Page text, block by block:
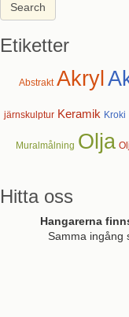
Etiketter
Abstrakt Akryl
järnskulptur Keramik Kroki
Muralmålning Olja
Hitta oss
Hangarerna
Samma ingång